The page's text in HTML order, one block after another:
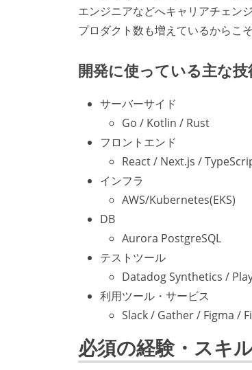
エンジニアなどへキャリアチェン
プロダクト数も増えているからこ
開発に使っている主な
サーバーサイド
Go / Kotlin / Rust
フロントエンド
React / Next.js /
インフラ
AWS/Kubernetes(EKS)
DB
Aurora PostgreSQL
テストツール
Datadog Synthetics /
利用ツール・サービス
Slack / Gather / Figma /
必須の経験・スキ